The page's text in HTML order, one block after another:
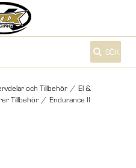
SÖK
och Tillbehör / El &
Tillbehör / Endurance II